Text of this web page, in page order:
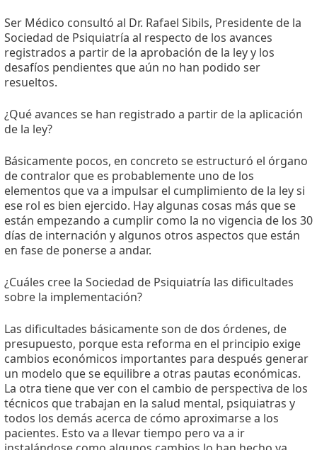
Ser Médico consultó al Dr. Rafael Sibils, Presidente de la
Sociedad de Psiquiatría al respecto de los avances
registrados a partir de la aprobación de la ley y los
desafíos pendientes que aún no han podido ser
resueltos.
¿Qué avances se han registrado a partir de la aplicación
de la ley?
Básicamente pocos, en concreto se estructuró el órgano
de contralor que es probablemente uno de los
elementos que va a impulsar el cumplimiento de la ley si
ese rol es bien ejercido. Hay algunas cosas más que se
están empezando a cumplir como la no vigencia de los 30
días de internación y algunos otros aspectos que están
en fase de ponerse a andar.
¿Cuáles cree la Sociedad de Psiquiatría las dificultades
sobre la implementación?
Las dificultades básicamente son de dos órdenes, de
presupuesto, porque esta reforma en el principio exige
cambios económicos importantes para después generar
un modelo que se equilibre a otras pautas económicas.
La otra tiene que ver con el cambio de perspectiva de los
técnicos que trabajan en la salud mental, psiquiatras y
todos los demás acerca de cómo aproximarse a los
pacientes. Esto va a llevar tiempo pero va a ir